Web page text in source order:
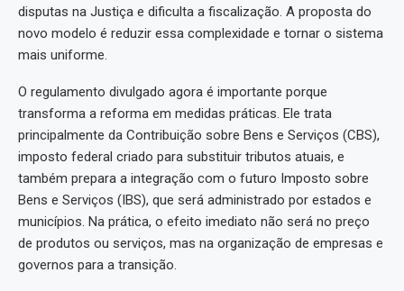
disputas na Justiça e dificulta a fiscalização. A proposta do
novo modelo é reduzir essa complexidade e tornar o sistema
mais uniforme.
O regulamento divulgado agora é importante porque
transforma a reforma em medidas práticas. Ele trata
principalmente da Contribuição sobre Bens e Serviços (CBS),
imposto federal criado para substituir tributos atuais, e
também prepara a integração com o futuro Imposto sobre
Bens e Serviços (IBS), que será administrado por estados e
municípios. Na prática, o efeito imediato não será no preço
de produtos ou serviços, mas na organização de empresas e
governos para a transição.